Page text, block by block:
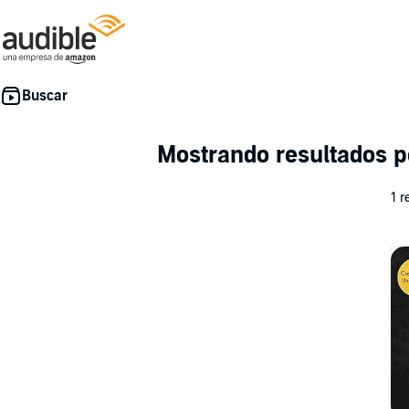
Mostrando resultados
1